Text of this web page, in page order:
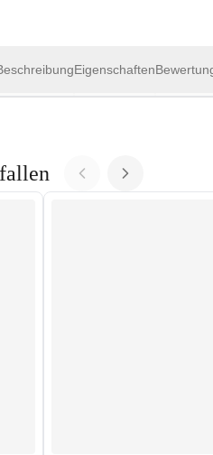
Eigenschaften